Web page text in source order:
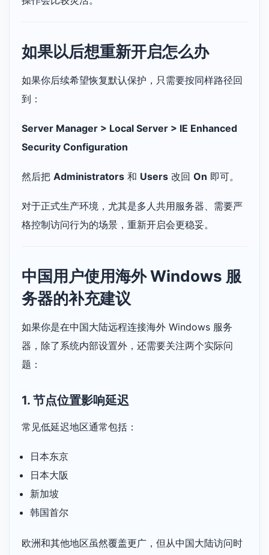
如果以后想重新开启怎么办
如果你后续希望恢复默认保护，只需要按同样路径回
到：
Server Manager > Local Server > IE Enhanced
Security Configuration
然后把 Administrators 和 Users 改回 On 即可。
对于正式生产环境，尤其是多人共用服务器、需要严
格控制访问行为的场景，重新开启会更稳妥。
中国用户使用海外 Windows 服
务器的补充建议
如果你是在中国大陆远程连接海外 Windows 服务
器，除了系统内部设置外，还需要关注两个实际问
题：
1. 节点位置影响延迟
常见低延迟地区通常包括：
日本东京
日本大阪
新加坡
韩国首尔
欧洲和其他地区虽然覆盖更广，但从中国大陆访问时